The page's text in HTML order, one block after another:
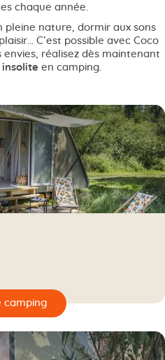
chaque année.
pleine nature, dormir aux sons
C’est possible avec Coco
réalisez dès maintenant
en camping.